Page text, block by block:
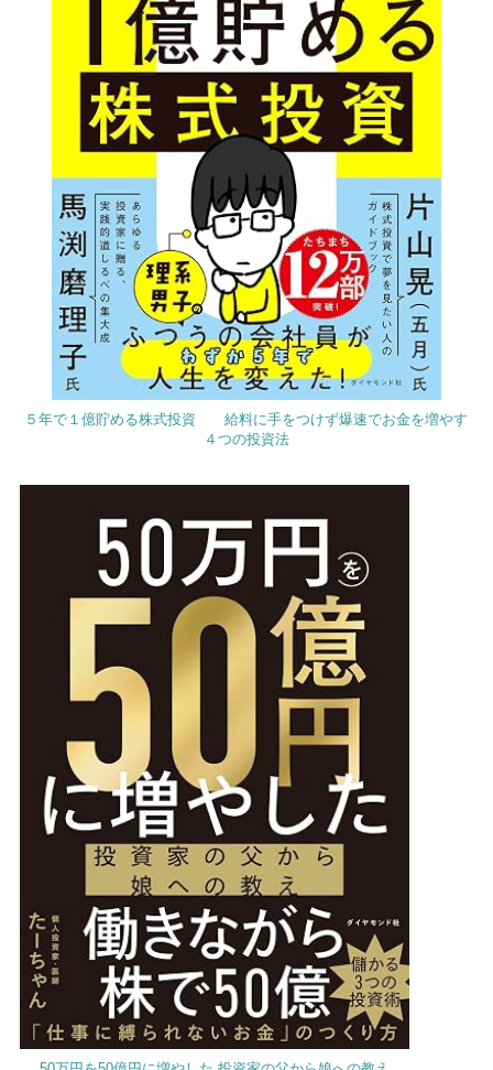
５年で１億貯める株式投資 給料に手をつけず爆速でお金を増やす
４つの投資法